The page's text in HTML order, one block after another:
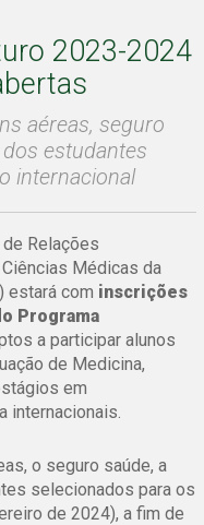
2023-2024
aéreas, seguro
estudantes
internacional
Relações
Médicas da
estará com inscrições
Programa
a participar alunos
de Medicina,
em
internacionais.
o seguro saúde, a
selecionados para os
de 2024), a fim de